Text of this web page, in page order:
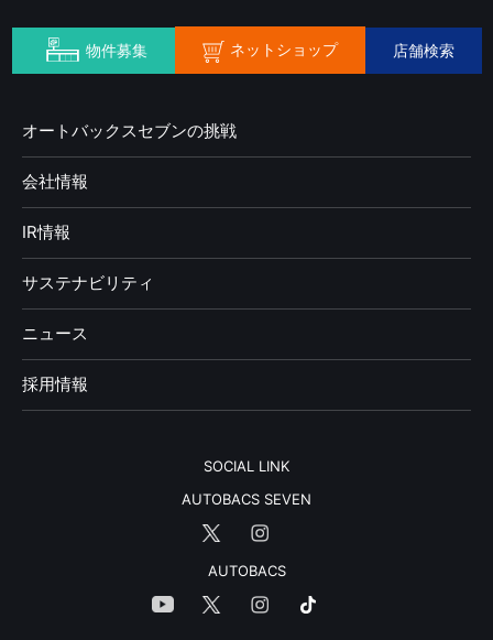
物件募集 ネットショップ 店舗検索
オートバックスセブンの挑戦
会社情報
IR情報
サステナビリティ
ニュース
採用情報
SOCIAL LINK
AUTOBACS SEVEN
AUTOBACS